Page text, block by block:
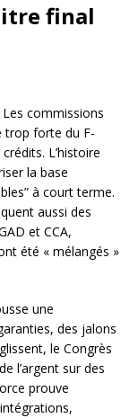
final
commissions
trop forte du F-
L’histoire
la base
à court terme.
aussi des
et CCA,
été « mélangés »
une
des jalons
le Congrès
l’argent sur des
prouve